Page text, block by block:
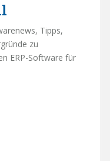
Tipps,
zu
ERP-Software für